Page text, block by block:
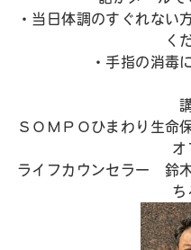
・当日体調のすぐれない
く
・手指の消毒
ＳＯＭＰＯひまわり生
オ
ライフカウンセラー 鈴
ち